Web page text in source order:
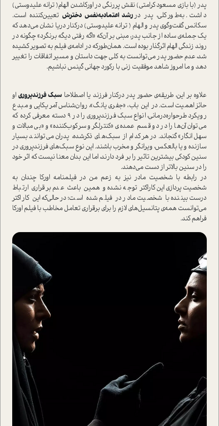
پدر (با بازی مسعود کرامتی) نقش پررنگی در اورکا‌شدن الهام( ترانه علیدوستی)
داشت. به‌طور کلی، پدر دررشد اعتماد‌به‌نفس دخترشتعیین‌کننده ا‌ست.
سکانس گفت‌وگوی پدر و الهام ( ترانه علیدوستی) در‌کنار دریا نشان می‌دهد که
یک جمله‌ی ساده از جانب پدر، مبنی بر آن‌که «اگه رفتی دیگه بر‌نگرد» چگونه در
روند زندگی الهام اثر‌گذار بوده ا‌ست. همان‌طور‌که در ادامه‌ی فیلم به تصویر کشیده
شد، عدم حضور پدر می‌توانست به کلی جهت دا‌ستان و مسیر اتفاقات را تغییر
دهد و ما امروز شاهد موفقیت زنی با رکورد جهانی گینس نباشیم.
علاوه بر این، طریقه‌ی حضور پدر در‌کنار فرزند یا اصطلاحاسبک فرزند‌پروریاو
حائز اهمیت ا‌ست. در این باب، «جفری یانگ»، روان‌شناس آمریکایی و مبدع
رویکرد طرحواره‌درمانی، انواع سبک فرزند‌پروری را در 9 دسته معرفی کرده که
می‌توان آن‌ها را در دو قسم عمده‌ی «کنترلگر و سرکوب‌کننده» و «بی‌مبالات و
سهل‌انگار» گنجاند. در هر کدام از سبک‌های ذکر‌شده، پدران می‌توانند بسیار
سازنده و یا بالعکس، ویرانگر و مخرب باشند. این نوع سبک‌های فرزندپروری در
سنین کودکی بیشترین تاثیر را بر فرد دارند‌، اما این بدان معنا نیست که اثر خود
را در سنین بالاتر از دست می‌دهند.
در رابطه با شخصیت مادر نیز به زعم من در فیلمنامه اورکا چندان به
شخصیت‌پردازی این کاراکتر توجه نشده و همین باعث عدم برقراری ارتباط
درست بیننده با شخصیت مادر در فیلم شده ا‌ست؛ در‌حالی‌که این کاراکتر
می‌توانست همه‌ی پتانسیل‌های لازم را برای برقراری تعامل مخاطب با فیلم اورکا
فراهم کند.